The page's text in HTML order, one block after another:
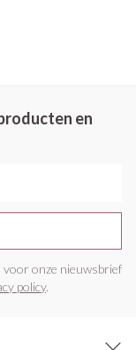
en
onze nieuwsbrief
policy.